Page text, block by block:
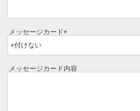
ご予算から選ぶ
牛肉部位一覧
ギフトカテゴリー一覧
メッセージカード
必
須
メッセージカード内容